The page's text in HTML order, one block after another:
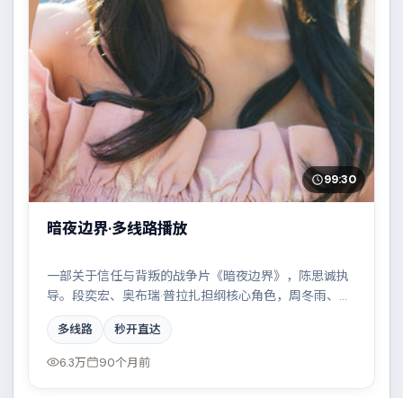
99:30
暗夜边界·多线路播放
一部关于信任与背叛的战争片《暗夜边界》，陈思诚执
导。段奕宏、奥布瑞·普拉扎担纲核心角色，周冬雨、廖
凡等实力加盟，取景与班底多来自中国台湾。小人物在
时代洪流中的抉择令人唏嘘。结尾留白耐人寻味。
多线路 秒开直达
6.3万 90个月前